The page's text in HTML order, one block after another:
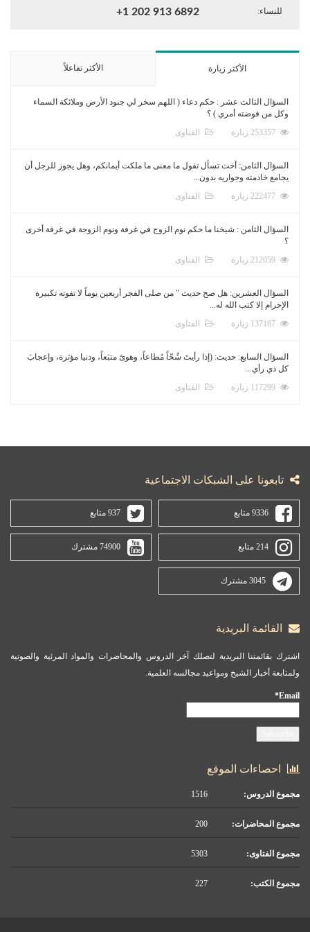
للنساء: +1 202 913 6892
الأكثر زيارة الأكثر تفاعلاً
السؤال الثالث عشر : حكم دعاء ( اللهم سخر لي جنود الأرض وملائكة السماء
وكل من فوضته أمري ) ؟
الفتاوى
السؤال الثامن: أخت تسأل تقول ما معنى ما ملكت أيمانكم، وهل يجوز للرجل أن
يجامع خادمته وجواريه بدون...
الفتاوى
السؤال الثامن : شيخنا ما حكم نوم الزوج في غرفة ونوم الزوجة في غرفة أخرى
؟
الفتاوى
السؤال العشرين: هل صح حديث " من صلى الفجر أربعين يوماً لا تفوته تكبيرة
الإحرام إلا كتب الله له...
الفتاوى
السؤال السابع: حديث: (إذا رأيتَ شُحّاً مُطاعاً، وهوىً متبَعاً، ودنيا مؤثرة، وإعجابَ
كل ذي رأي...
الفتاوى
تابعونا على الشبكات الاجتماعية
9336 متابع 937 متابع
214 متابع 74900 مشترك
3045 مشترك
القائمة البريدية
اشترك بقائمتنا البريدية لتصلك آخر الدروس والمحاضرات والمواد المرئية والصوتية
ولمتابعة أخبار الشيخ ومواعيد مجالسه العلمية.
Email*
احصاءات الموقع
مجموع الدروس:
مجموع المحاضرات:
مجموع الفتاوى:
مجموع الكتب: